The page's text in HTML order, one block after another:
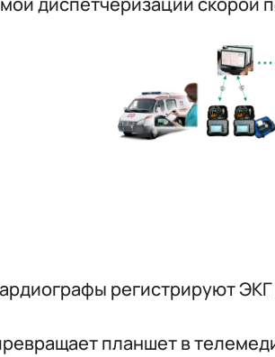
регистрируют
планшет в